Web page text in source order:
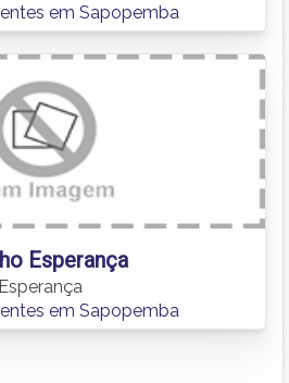
em Sapopemba
Esperança
em Sapopemba